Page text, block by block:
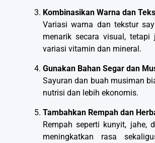
Kombinasikan Warna dan
Variasi warna dan tekstur
menarik secara visual, tetapi
variasi vitamin dan mineral.
Gunakan Bahan Segar dan
Sayuran dan buah musiman
nutrisi dan lebih ekonomis.
Tambahkan Rempah dan
Rempah seperti kunyit, jahe,
meningkatkan rasa